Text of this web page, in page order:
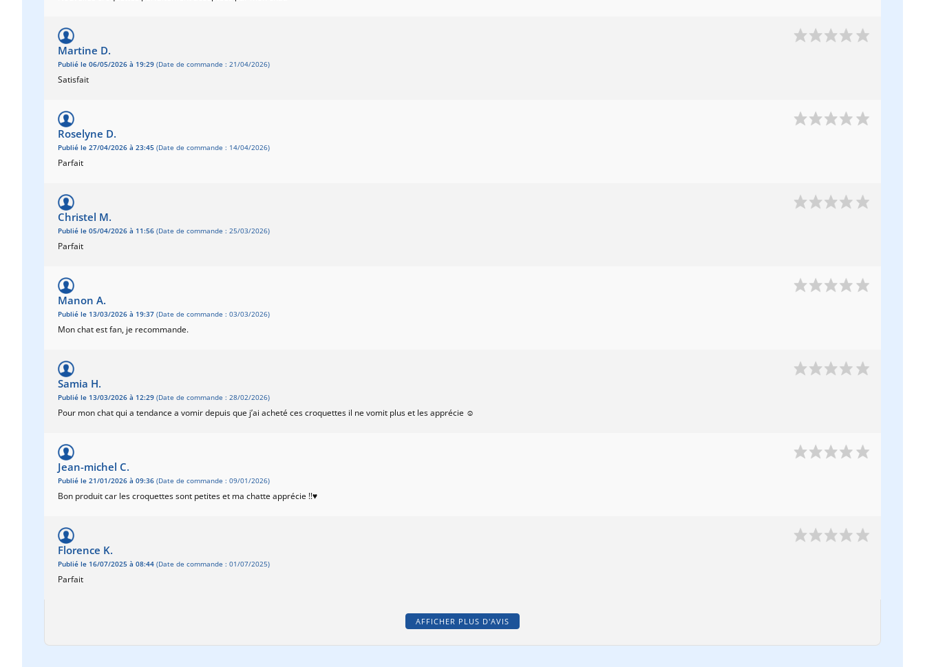
Martine D.
Publié le 06/05/2026 à 19:29 (Date de commande : 21/04/2026)
Satisfait
Roselyne D.
Publié le 27/04/2026 à 23:45 (Date de commande : 14/04/2026)
Parfait
Christel M.
Publié le 05/04/2026 à 11:56 (Date de commande : 25/03/2026)
Parfait
Manon A.
Publié le 13/03/2026 à 19:37 (Date de commande : 03/03/2026)
Mon chat est fan, je recommande.
Samia H.
Publié le 13/03/2026 à 12:29 (Date de commande : 28/02/2026)
Pour mon chat qui a tendance a vomir depuis que j’ai acheté ces croquettes il ne vomit plus et les apprécie ☺️
Jean-michel C.
Publié le 21/01/2026 à 09:36 (Date de commande : 09/01/2026)
Bon produit car les croquettes sont petites et ma chatte apprécie !!♥
Florence K.
Publié le 16/07/2025 à 08:44 (Date de commande : 01/07/2025)
Parfait
AFFICHER PLUS D'AVIS